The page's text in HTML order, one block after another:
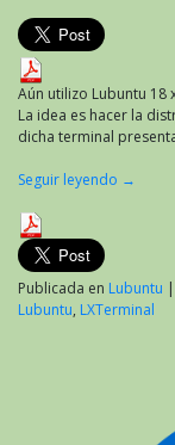
Aún utilizo Lubuntu 18
La idea es hacer la
dicha terminal
Seguir leyendo →
Publicada en Lubuntu |
Lubuntu, LXTerminal